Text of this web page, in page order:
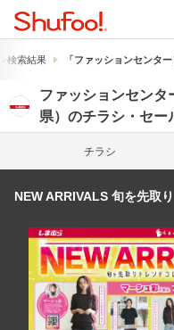
検索結果 「ファッションセンタ
ファッションセンタ
県）のチラシ・セー
チラシ
NEW ARRIVALS 旬を先取